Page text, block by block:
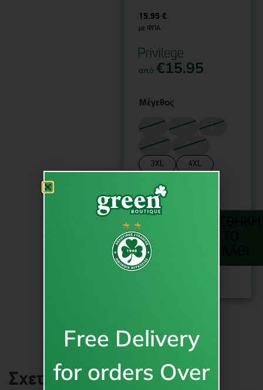
15.95 €
με ΦΠΑ
από €15.95
Μέγεθος
S M L
XL 2XL
3XL 4XL
Σχετικά προϊόντα
Free Delivery
for orders Over